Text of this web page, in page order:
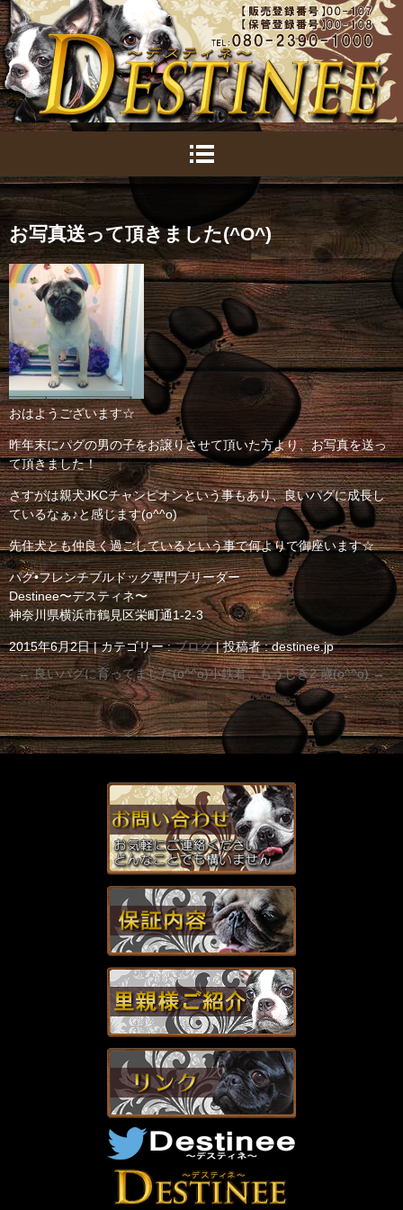
お写真送って頂きました(^O^)
おはようございます☆
昨年末にパグの男の子をお譲りさせて頂いた方より、お写真を送っ
て頂きました！
さすがは親犬JKCチャンピオンという事もあり、良いパグに成長し
ているなぁ♪と感じます(o^^o)
先住犬とも仲良く過ごしているという事で何よりで御座います☆
パグ•フレンチブルドッグ専門ブリーダー
Destinee〜デスティネ〜
神奈川県横浜市鶴見区栄町通1-2-3
2015年6月2日 |カテゴリー :ブログ |投稿者 : destinee.jp
←良いパグに育ってました(o^^o)小鉄君、もうじき2 歳(o^^o)→